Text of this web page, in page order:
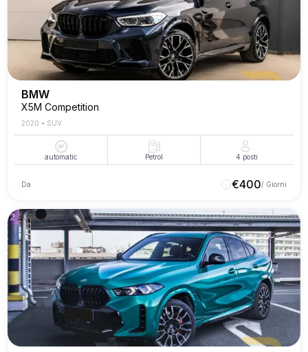
BMW
X5M Competition
2020 • SUV
automatic Petrol 4 posti
Da €400/ Giorni